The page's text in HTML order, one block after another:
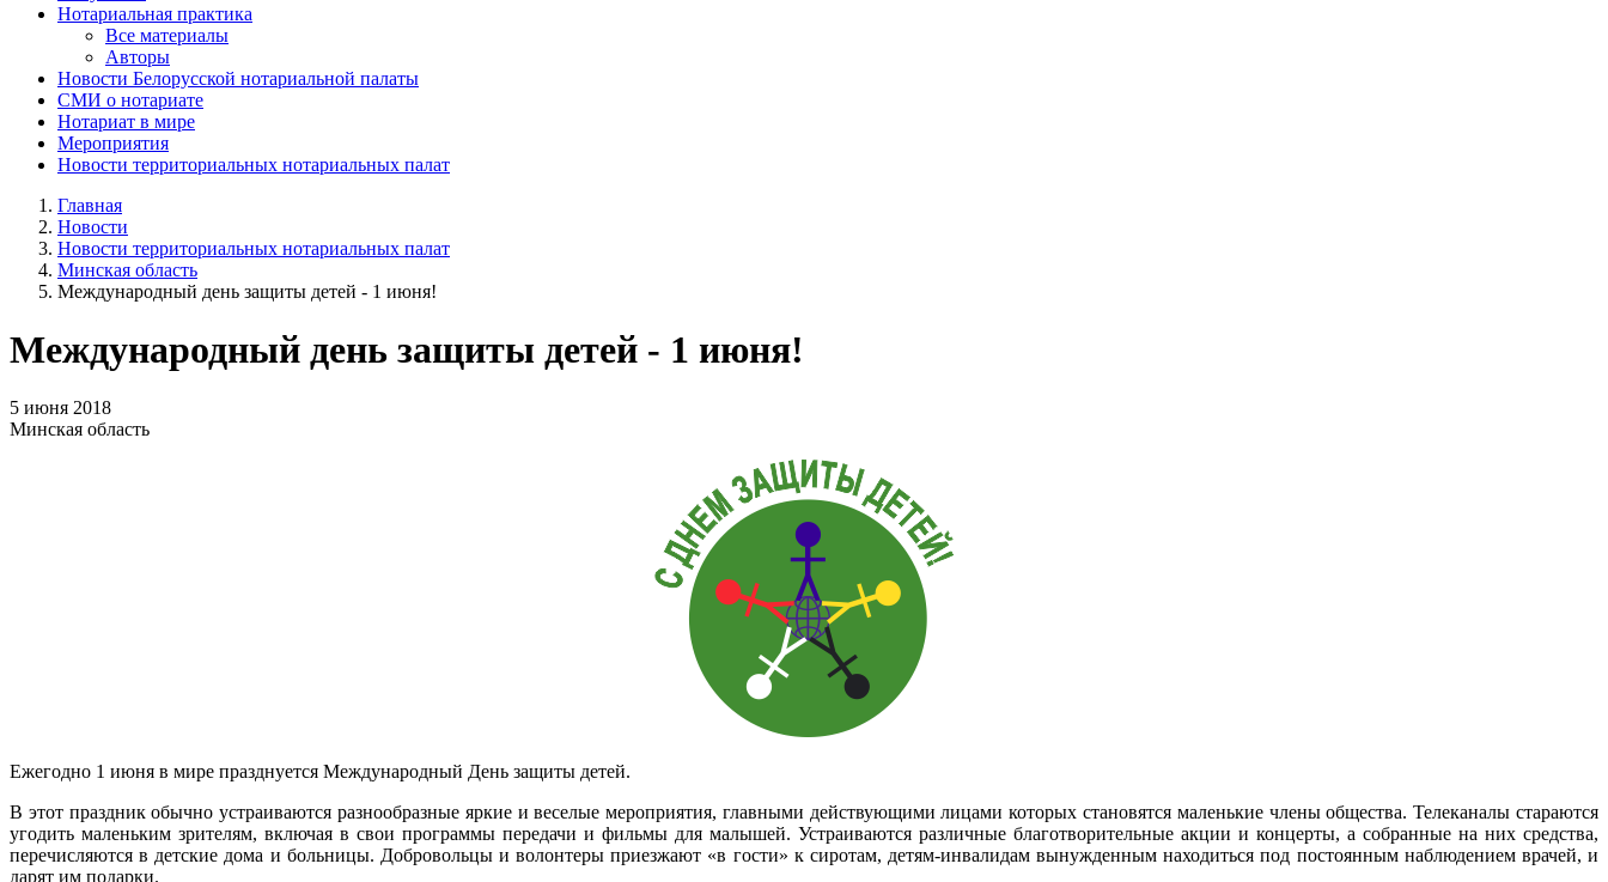
Нотариальная практика
Все материалы
Авторы
Новости Белорусской нотариальной палаты
СМИ о нотариате
Нотариат в мире
Мероприятия
Новости территориальных нотариальных палат
Главная
Новости
Новости территориальных нотариальных палат
Минская область
Международный день защиты детей - 1 июня!
Международный день защиты детей - 1 июня!
5 июня 2018
Минская область
Ежегодно 1 июня в мире празднуется Международный День защиты детей.
В этот праздник обычно устраиваются разнообразные яркие и веселые мероприятия, главными действующими лицами которых становятся маленькие члены общества. Телеканалы стараются
угодить маленьким зрителям, включая в свои программы передачи и фильмы для малышей. Устраиваются различные благотворительные акции и концерты, а собранные на них средства,
перечисляются в детские дома и больницы. Добровольцы и волонтеры приезжают «в гости» к сиротам, детям-инвалидам вынужденным находиться под постоянным наблюдением врачей, и
дарят им подарки.